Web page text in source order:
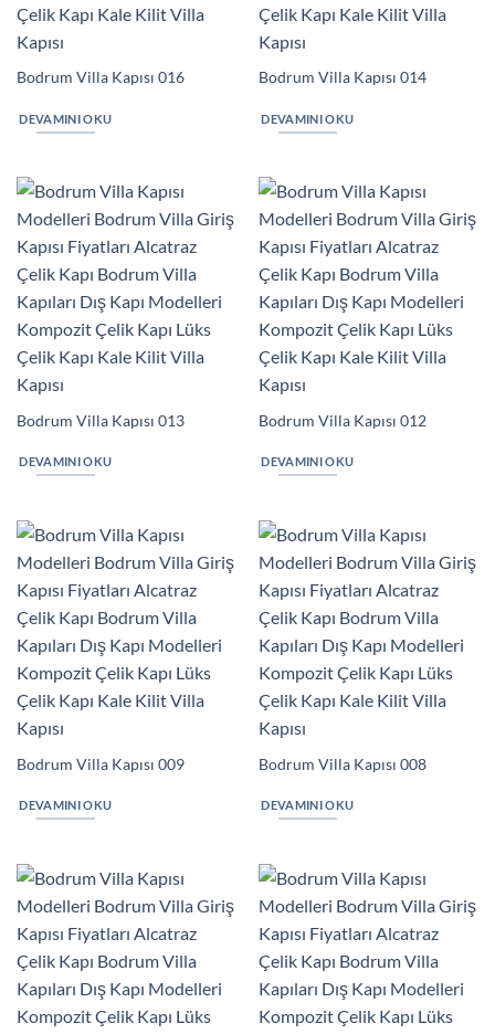
Bodrum Villa Kapısı 016
DEVAMINI OKU
Bodrum Villa Kapısı 014
DEVAMINI OKU
Bodrum Villa Kapısı 013
DEVAMINI OKU
Bodrum Villa Kapısı 012
DEVAMINI OKU
Bodrum Villa Kapısı 009
DEVAMINI OKU
Bodrum Villa Kapısı 008
DEVAMINI OKU